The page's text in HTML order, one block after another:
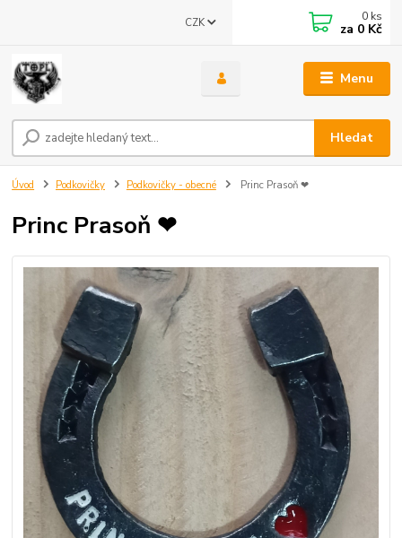
Menu
CZK
Hledat
0 ks
za 0 Kč
Úvod Podkovičky Podkovičky - obecné Princ Prasoň ❤
Princ Prasoň ❤